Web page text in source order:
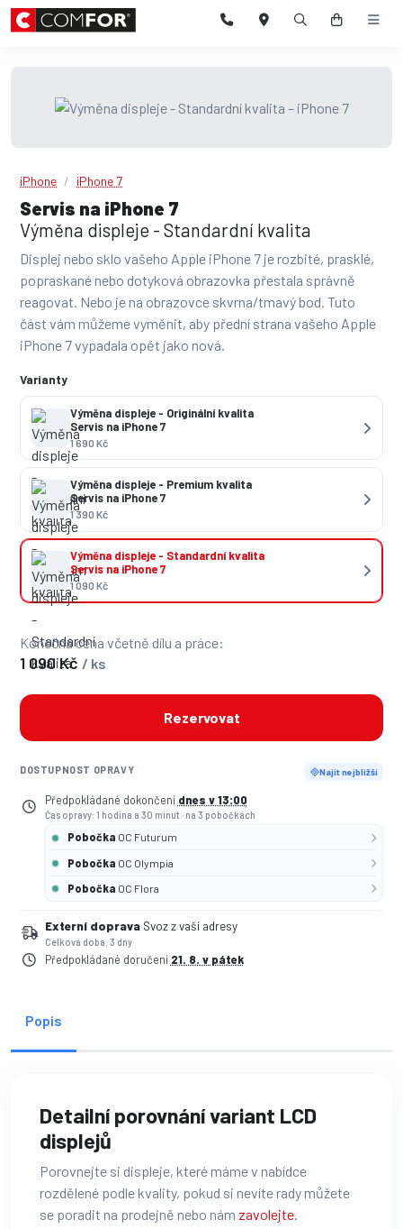
iPhone iPhone 7
Servis na iPhone 7
Výměna displeje - Standardní kvalita
Displej nebo sklo vašeho Apple iPhone 7 je rozbité, prasklé,
popraskané nebo dotyková obrazovka přestala správně
reagovat. Nebo je na obrazovce skvrna/tmavý bod. Tuto
část vám můžeme vyměnit, aby přední strana vašeho Apple
iPhone 7 vypadala opět jako nová.
Varianty
Výměna displeje - Originální kvalita
Servis na iPhone 7
1 690 Kč
Výměna displeje - Premium kvalita
Servis na iPhone 7
1 390 Kč
Výměna displeje - Standardní kvalita
Servis na iPhone 7
1 090 Kč
Konečná cena včetně dílu a práce:
1 090 Kč / ks
Rezervovat
DOSTUPNOST OPRAVY Najít nejbližší
Předpokládané dokončení dnes v 13:00
Čas opravy: 1 hodina a 30 minut · na 3 pobočkách
Pobočka OC Futurum
Pobočka OC Olympia
Pobočka OC Flora
Externí doprava Svoz z vaší adresy
Celková doba: 3 dny
Předpokládané doručení 21. 8. v pátek
Popis
Detailní porovnání variant LCD
displejů
Porovnejte si displeje, které máme v nabídce
rozdělené podle kvality, pokud si nevíte rady můžete
se poradit na prodejně nebo nám zavolejte.